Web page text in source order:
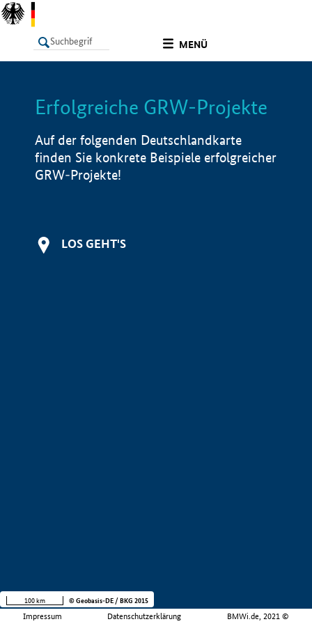
MENÜ
LISTE Info
Erfolgreiche GRW-Projekte
Auf der folgenden Deutschlandkarte
finden Sie konkrete Beispiele erfolgreicher
GRW-Projekte!
LOS GEHT'S
Impressum Datenschutzerklärung BMWi.de, 2021 ©
100 km © Geobasis-DE / BKG 2015